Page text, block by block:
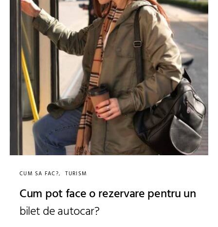
CUM SA FAC? TURISM
Cum pot face o rezervare pentru un
bilet de autocar?